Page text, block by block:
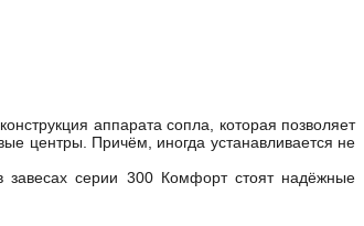
аппарата сопла, которая позволяет
центры. Причём, иногда устанавливается не
завесах серии 300 Комфорт стоят надёжные